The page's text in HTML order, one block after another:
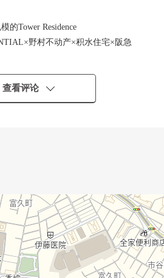
的Tower Residence
野村不动产×积水住宅×阪急
时有人管理、警务工作安排
小时都可以外出丢垃圾
便利的送货上门BOX的
INN的很好看的房型
放感觉
苑的绿
丰富的收藏
室
查看评论